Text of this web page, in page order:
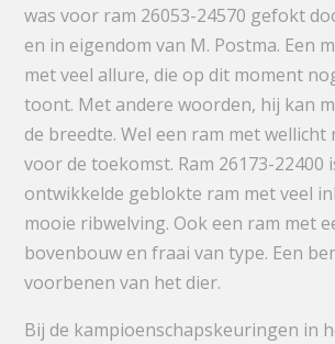
was voor ram 26053-24570 gefokt
en in eigendom van M. Postma. Een
met veel allure, die op dit moment
toont. Met andere woorden, hij kan
de breedte. Wel een ram met
voor de toekomst. Ram 26173-22400
ontwikkelde geblokte ram met veel
mooie ribwelving. Ook een ram met
bovenbouw en fraai van type. Een
voorbenen van het dier.
Bij de kampioenschapskeuringen in